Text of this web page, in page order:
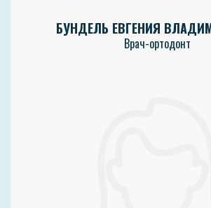
БУНДЕЛЬ ЕВГЕНИЯ
Врач-ортодонт